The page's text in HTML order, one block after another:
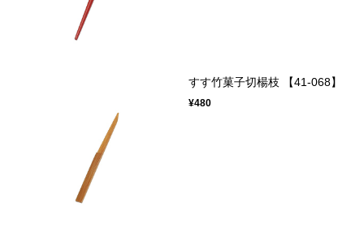
すす竹菓子切楊枝 【41-068】
¥480